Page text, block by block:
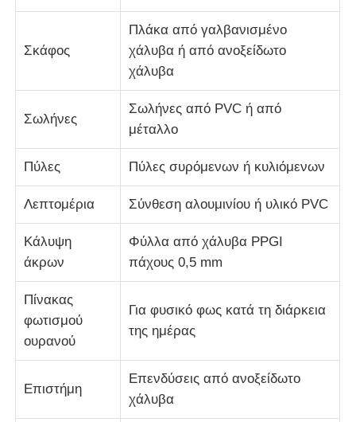
Κατασκευή κτιρίου δομής χάλυβα
Δομή από χάλυβα επικαλυμμένη με σκόνη
Σκάφος
Πλάκα από γαλβανισμένο
χάλυβα ή από ανοξείδωτο
χάλυβα
Σωλήνες
Σωλήνες από PVC ή από
μέταλλο
Πύλες Πύλες συρόμενων ή κυλιόμενων
Λεπτομέρια Σύνθεση αλουμινίου ή υλικό PVC
Κάλυψη
άκρων
Φύλλα από χάλυβα PPGI
πάχους 0,5 mm
Πίνακας
φωτισμού
ουρανού
Για φυσικό φως κατά τη διάρκεια
της ημέρας
Επιστήμη
Επενδύσεις από ανοξείδωτο
χάλυβα